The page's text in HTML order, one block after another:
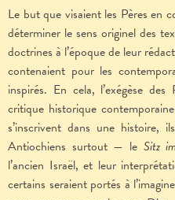
Le but que visaient les Pères en
déterminer le sens originel des
doctrines à l’époque de leur
contenaient pour les
inspirés. En cela, l’exégèse
critique historique
s’inscrivent dans une histoire,
Antiochiens surtout — le Sitz
l’ancien Israël, et leur
certains seraient portés à